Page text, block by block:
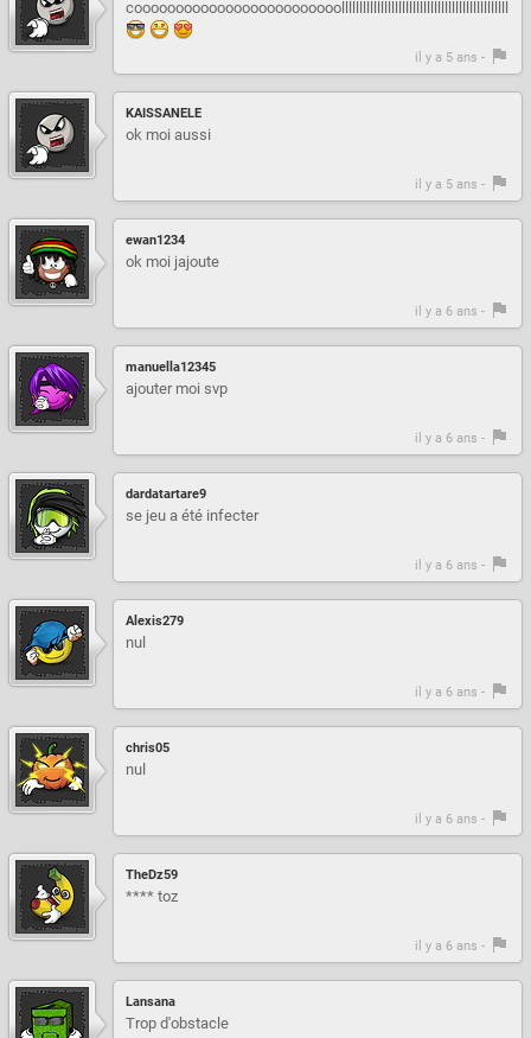
cooooooooooooooooooooooooolllllllllllllllllllllllllllllllllllllllllllllll
il y a 5 ans -
KAISSANELE
ok moi aussi
il y a 5 ans -
ewan1234
ok moi jajoute
il y a 6 ans -
manuella12345
ajouter moi svp
il y a 6 ans -
dardatartare9
se jeu a été infecter
il y a 6 ans -
Alexis279
nul
il y a 6 ans -
chris05
nul
il y a 6 ans -
TheDz59
**** toz
il y a 6 ans -
Lansana
Trop d'obstacle